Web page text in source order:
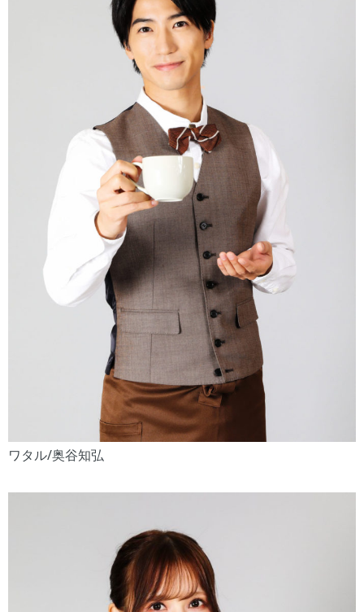
ワタル/奥谷知弘